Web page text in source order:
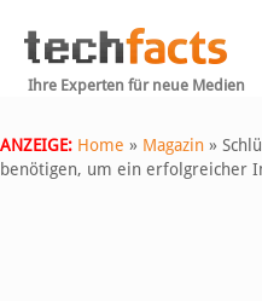
Ihre Experten für neue Medien
ANZEIGE: Home » Magazin »
benötigen, um ein erfolgreicher